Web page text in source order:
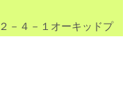
－４－１オーキッドプ